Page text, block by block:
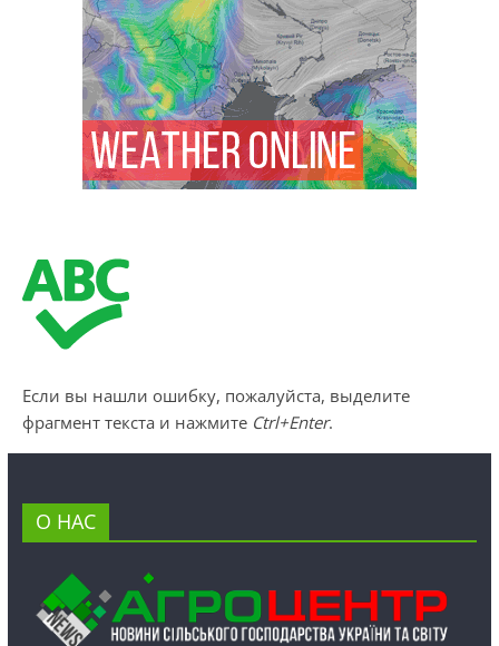
Если вы нашли ошибку, пожалуйста, выделите
фрагмент текста и нажмите Ctrl+Enter.
О НАС